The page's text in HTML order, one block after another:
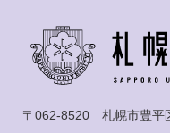
〒062-8520 札幌市豊平